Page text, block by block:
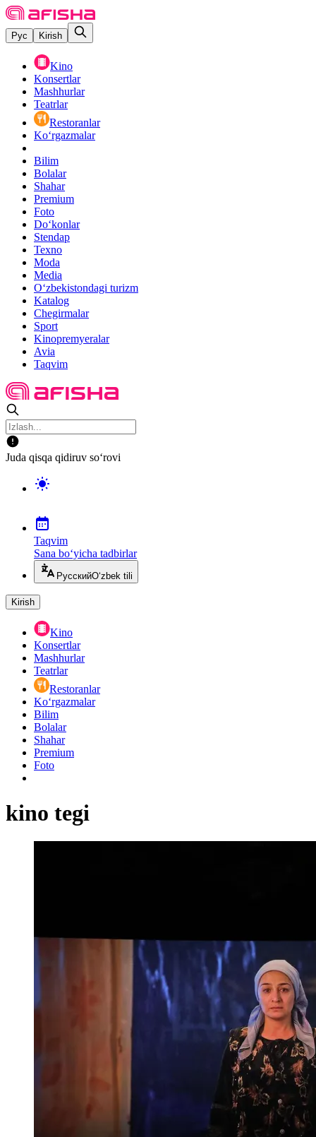
Рус Kirish
Kino
Konsertlar
Mashhurlar
Teatrlar
Restoranlar
Ko‘rgazmalar
Bilim
Bolalar
Shahar
Premium
Foto
Do‘konlar
Stendap
Texno
Moda
Media
O‘zbekistondagi turizm
Katalog
Chegirmalar
Sport
Kinopremyeralar
Avia
Taqvim
Juda qisqa qidiruv so‘rovi
Taqvim
Sana bo‘yicha tadbirlar
РусскийO‘zbek tili
Kirish
Kino
Konsertlar
Mashhurlar
Teatrlar
Restoranlar
Ko‘rgazmalar
Bilim
Bolalar
Shahar
Premium
Foto
kino tegi